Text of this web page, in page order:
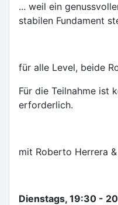
... weil ein
stabilen Fundament
für alle Level, beide
Für die Teilnahme ist
erforderlich.
mit Roberto Herrera
Dienstags, 19:30 -